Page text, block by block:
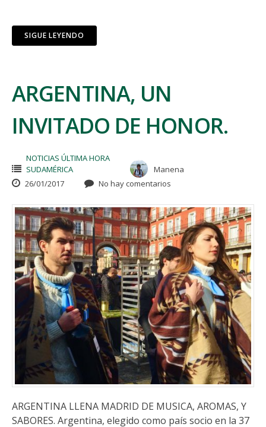
SIGUE LEYENDO
ARGENTINA, UN
INVITADO DE HONOR.
NOTICIAS ÚLTIMA HORA
SUDAMÉRICA
Manena
26/01/2017
No hay comentarios
ARGENTINA LLENA MADRID DE MUSICA, AROMAS, Y
SABORES. Argentina, elegido como país socio en la 37